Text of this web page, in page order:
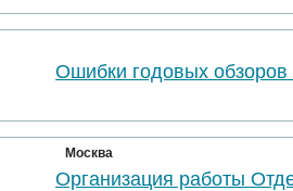
Ошибки годовых обзоров
Москва
Организация работы